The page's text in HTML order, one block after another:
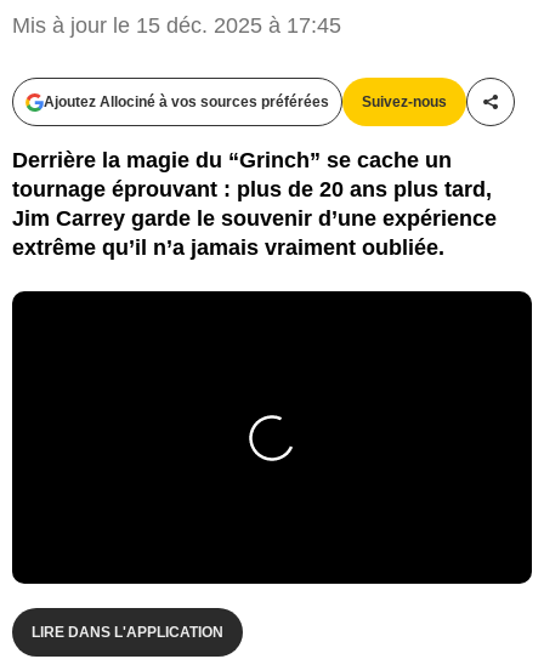
Mis à jour le 15 déc. 2025 à 17:45
Ajoutez Allociné à vos sources préférées Suivez-nous
Derrière la magie du “Grinch” se cache un
tournage éprouvant : plus de 20 ans plus tard,
Jim Carrey garde le souvenir d’une expérience
extrême qu’il n’a jamais vraiment oubliée.
LIRE DANS L'APPLICATION